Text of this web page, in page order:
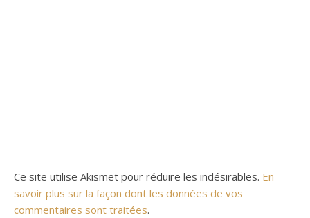
Ce site utilise Akismet pour réduire les indésirables. En
savoir plus sur la façon dont les données de vos
commentaires sont traitées.